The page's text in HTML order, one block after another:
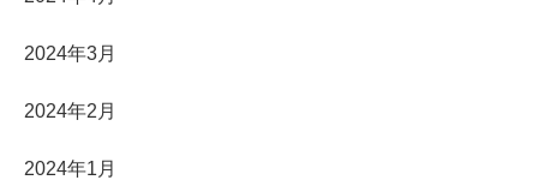
2024年3月
2024年2月
2024年1月